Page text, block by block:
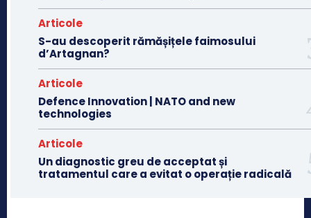
Articole
S-au descoperit rămășițele faimosului
d’Artagnan?
Articole
Defence Innovation | NATO and new
technologies
Articole
Un diagnostic greu de acceptat și
tratamentul care a evitat o operație radicală